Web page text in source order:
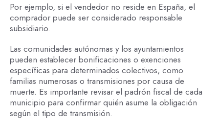
Por ejemplo, si el vendedor no reside en España, el
comprador puede ser considerado responsable
subsidiario.
Las comunidades autónomas y los ayuntamientos
pueden establecer bonificaciones o exenciones
específicas para determinados colectivos, como
familias numerosas o transmisiones por causa de
muerte. Es importante revisar el padrón fiscal de cada
municipio para confirmar quién asume la obligación
según el tipo de transmisión.